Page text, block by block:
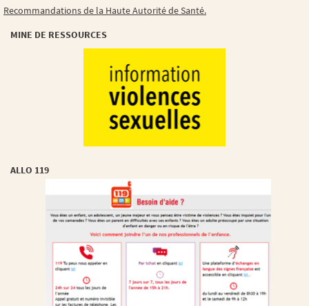
Recommandations de la Haute Autorité de Santé.
MINE DE RESSOURCES
ALLO 119